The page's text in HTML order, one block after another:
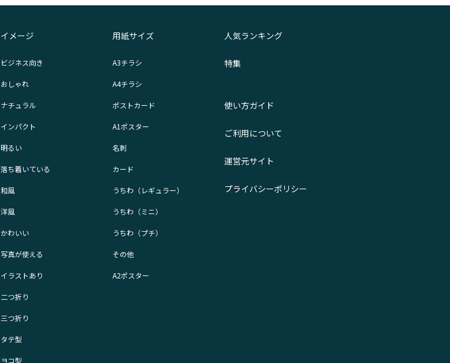
イメージ
ビジネス向き
おしゃれ
ナチュラル
インパクト
明るい
落ち着いている
和風
洋風
かわいい
写真が使える
イラストあり
二つ折り
三つ折り
タテ型
ヨコ型
用紙サイズ
A3チラシ
A4チラシ
ポストカード
A1ポスター
名刺
カード
うちわ（レギュラー）
うちわ（ミニ）
うちわ（プチ）
その他
A2ポスター
人気ランキング
特集
使い方ガイド
ご利用について
運営元サイト
プライバシーポリシー